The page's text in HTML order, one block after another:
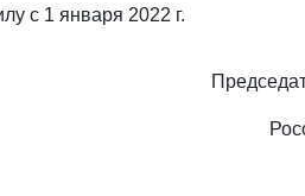
с 1 января 2022 г.